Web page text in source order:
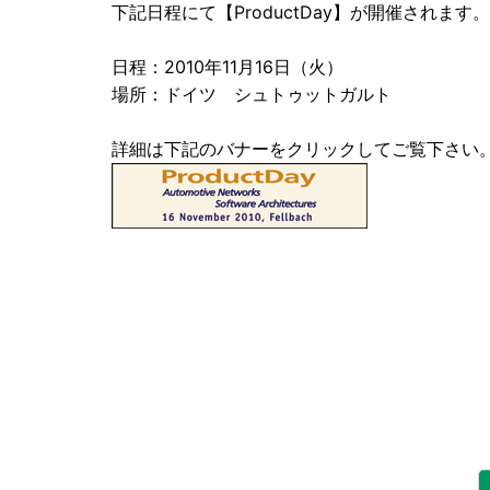
下記日程にて【ProductDay】が開催されます。
日程：2010年11月16日（火）
場所：ドイツ シュトゥットガルト
詳細は下記のバナーをクリックしてご覧下さい